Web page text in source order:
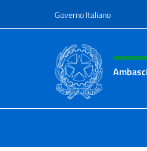
Governo Italiano
Intestazione